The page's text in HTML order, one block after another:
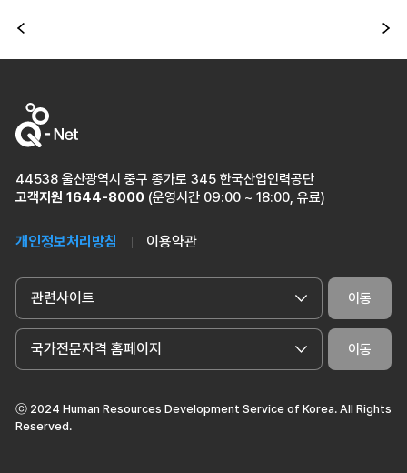
이전
44538 울산광역시 중구 종가로 345 한국산업인력공단
고객지원 1644-8000 (운영시간 09:00 ~ 18:00, 유료)
개인정보처리방침 이용약관
관련사이트 이동
국가전문자격 홈페이지 이동
ⓒ 2024 Human Resources Development Service of Korea. All Rights
Reserved.